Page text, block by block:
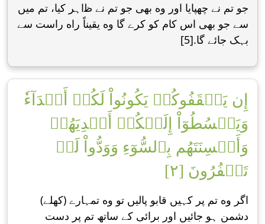
جو تم نے چھپایا اور وه بھی جو تم نے ﻇاہر کیا، تم میں
سے جو بھی اس کام کو کرے گا وه یقیناً راه راست سے
بہک جائے گا.[5]
إِن يَثۡقَفُوكُمۡ يَكُونُواْ لَكُمۡ أَعۡدَآءٗ
وَيَبۡسُطُوٓاْ إِلَيۡكُمۡ أَيۡدِيَهُمۡ
وَأَلۡسِنَتَهُم بِٱلسُّوٓءِ وَوَدُّواْ لَوۡ
تَكۡفُرُونَ [٢]
اگر وه تم پر کہیں قابو پالیں تو وه تمہارے (کھلے)
دشمن ہو جائیں اور برائی کے ساتھ تم پر دست